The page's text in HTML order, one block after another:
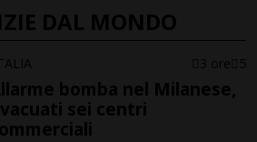
DAL MONDO
3 ore 5
bomba nel Milanese,
sei centri